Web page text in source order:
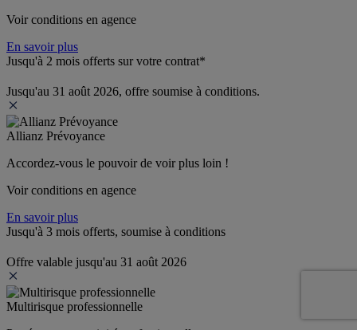
Voir conditions en agence
En savoir plus
Jusqu'à 2 mois offerts sur votre contrat*
Jusqu'au 31 août 2026, offre soumise à conditions.
Allianz Prévoyance
Accordez-vous le pouvoir de voir plus loin !
Voir conditions en agence
En savoir plus
Jusqu'à 3 mois offerts, soumise à conditions
Offre valable jusqu'au 31 août 2026
Multirisque professionnelle